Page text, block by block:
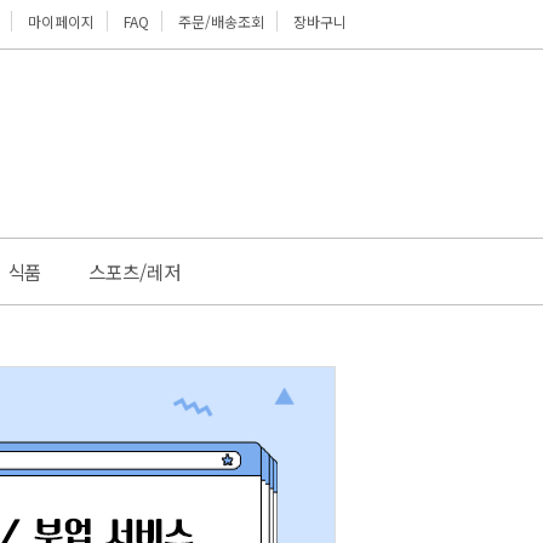
마이페이지 FAQ 주문/배송조회 장바구니
식품 스포츠/레저